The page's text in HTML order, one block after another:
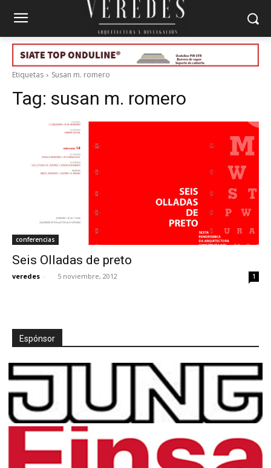
Etiquetas Susan m. romero
Tag: susan m. romero
conferencias
Seis Olladas de preto
veredes - 5 noviembre, 2012 1
Espónsor